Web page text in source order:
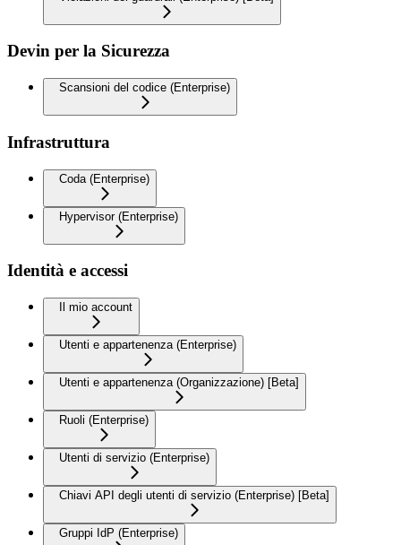
Devin per la Sicurezza
Scansioni del codice (Enterprise)
Infrastruttura
Coda (Enterprise)
Hypervisor (Enterprise)
Identità e accessi
Il mio account
Utenti e appartenenza (Enterprise)
Utenti e appartenenza (Organizzazione) [Beta]
Ruoli (Enterprise)
Utenti di servizio (Enterprise)
Chiavi API degli utenti di servizio (Enterprise) [Beta]
Gruppi IdP (Enterprise)